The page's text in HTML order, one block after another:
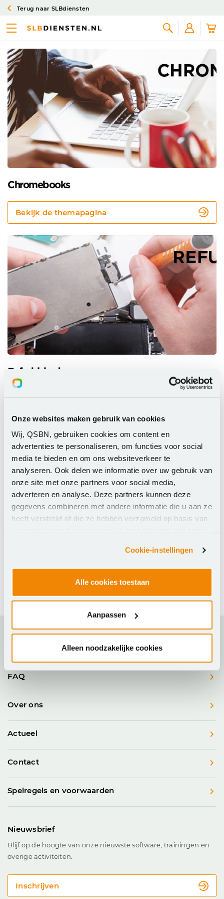
Onze websites maken gebruik van cookies
Wij, QSBN, gebruiken cookies om content en
advertenties te personaliseren, om functies voor social
media te bieden en om ons websiteverkeer te
analyseren. Ook delen we informatie over uw gebruik van
onze site met onze partners voor social media,
adverteren en analyse. Deze partners kunnen deze
gegevens combineren met andere informatie die u aan ze
heeft verstrekt of die ze hebben verzameld op basis van
Cookie-instellingen
Alle cookies toestaan
Aanpassen
Alleen noodzakelijke cookies
Terug naar SLBdiensten
Zoeken
Actueel
Chromebooks
Bekijk de themapagina
Refurbished
Bekijk de themapagina
FAQ
Over ons
Actueel
Contact
Spelregels en voorwaarden
Nieuwsbrief
Blijf op de hoogte van onze nieuwste software, trainingen en
overige activiteiten.
Inschrijven